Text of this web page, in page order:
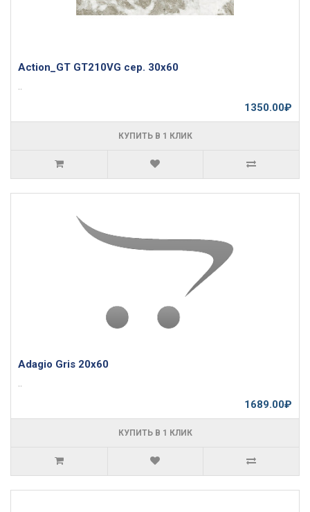
Action_GT GT210VG сер. 30x60
..
1350.00₽
КУПИТЬ В 1 КЛИК
Adagio Gris 20x60
..
1689.00₽
КУПИТЬ В 1 КЛИК